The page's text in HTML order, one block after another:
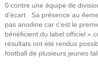
0 contre une équipe de
d’écart. Sa présence au
pas anodine car c’est le
bénéficient du label officiel «
résultats ont été rendus
football de plusieurs jeunes